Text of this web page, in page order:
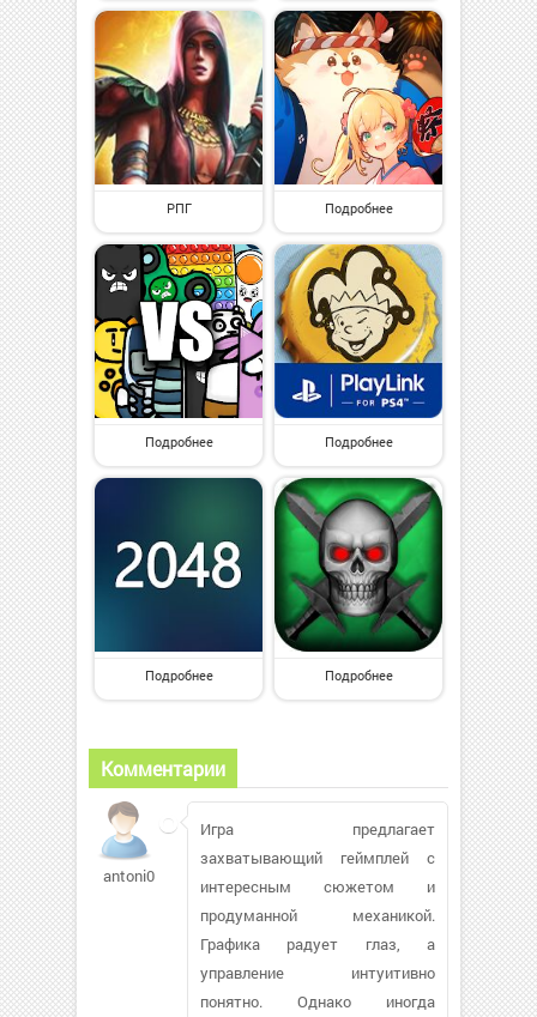
РПГ Подробнее
Подробнее Подробнее
Подробнее Подробнее
Комментарии
antoni011519
Игра предлагает
захватывающий геймплей с
интересным сюжетом и
продуманной механикой.
Графика радует глаз, а
управление интуитивно
понятно. Однако иногда